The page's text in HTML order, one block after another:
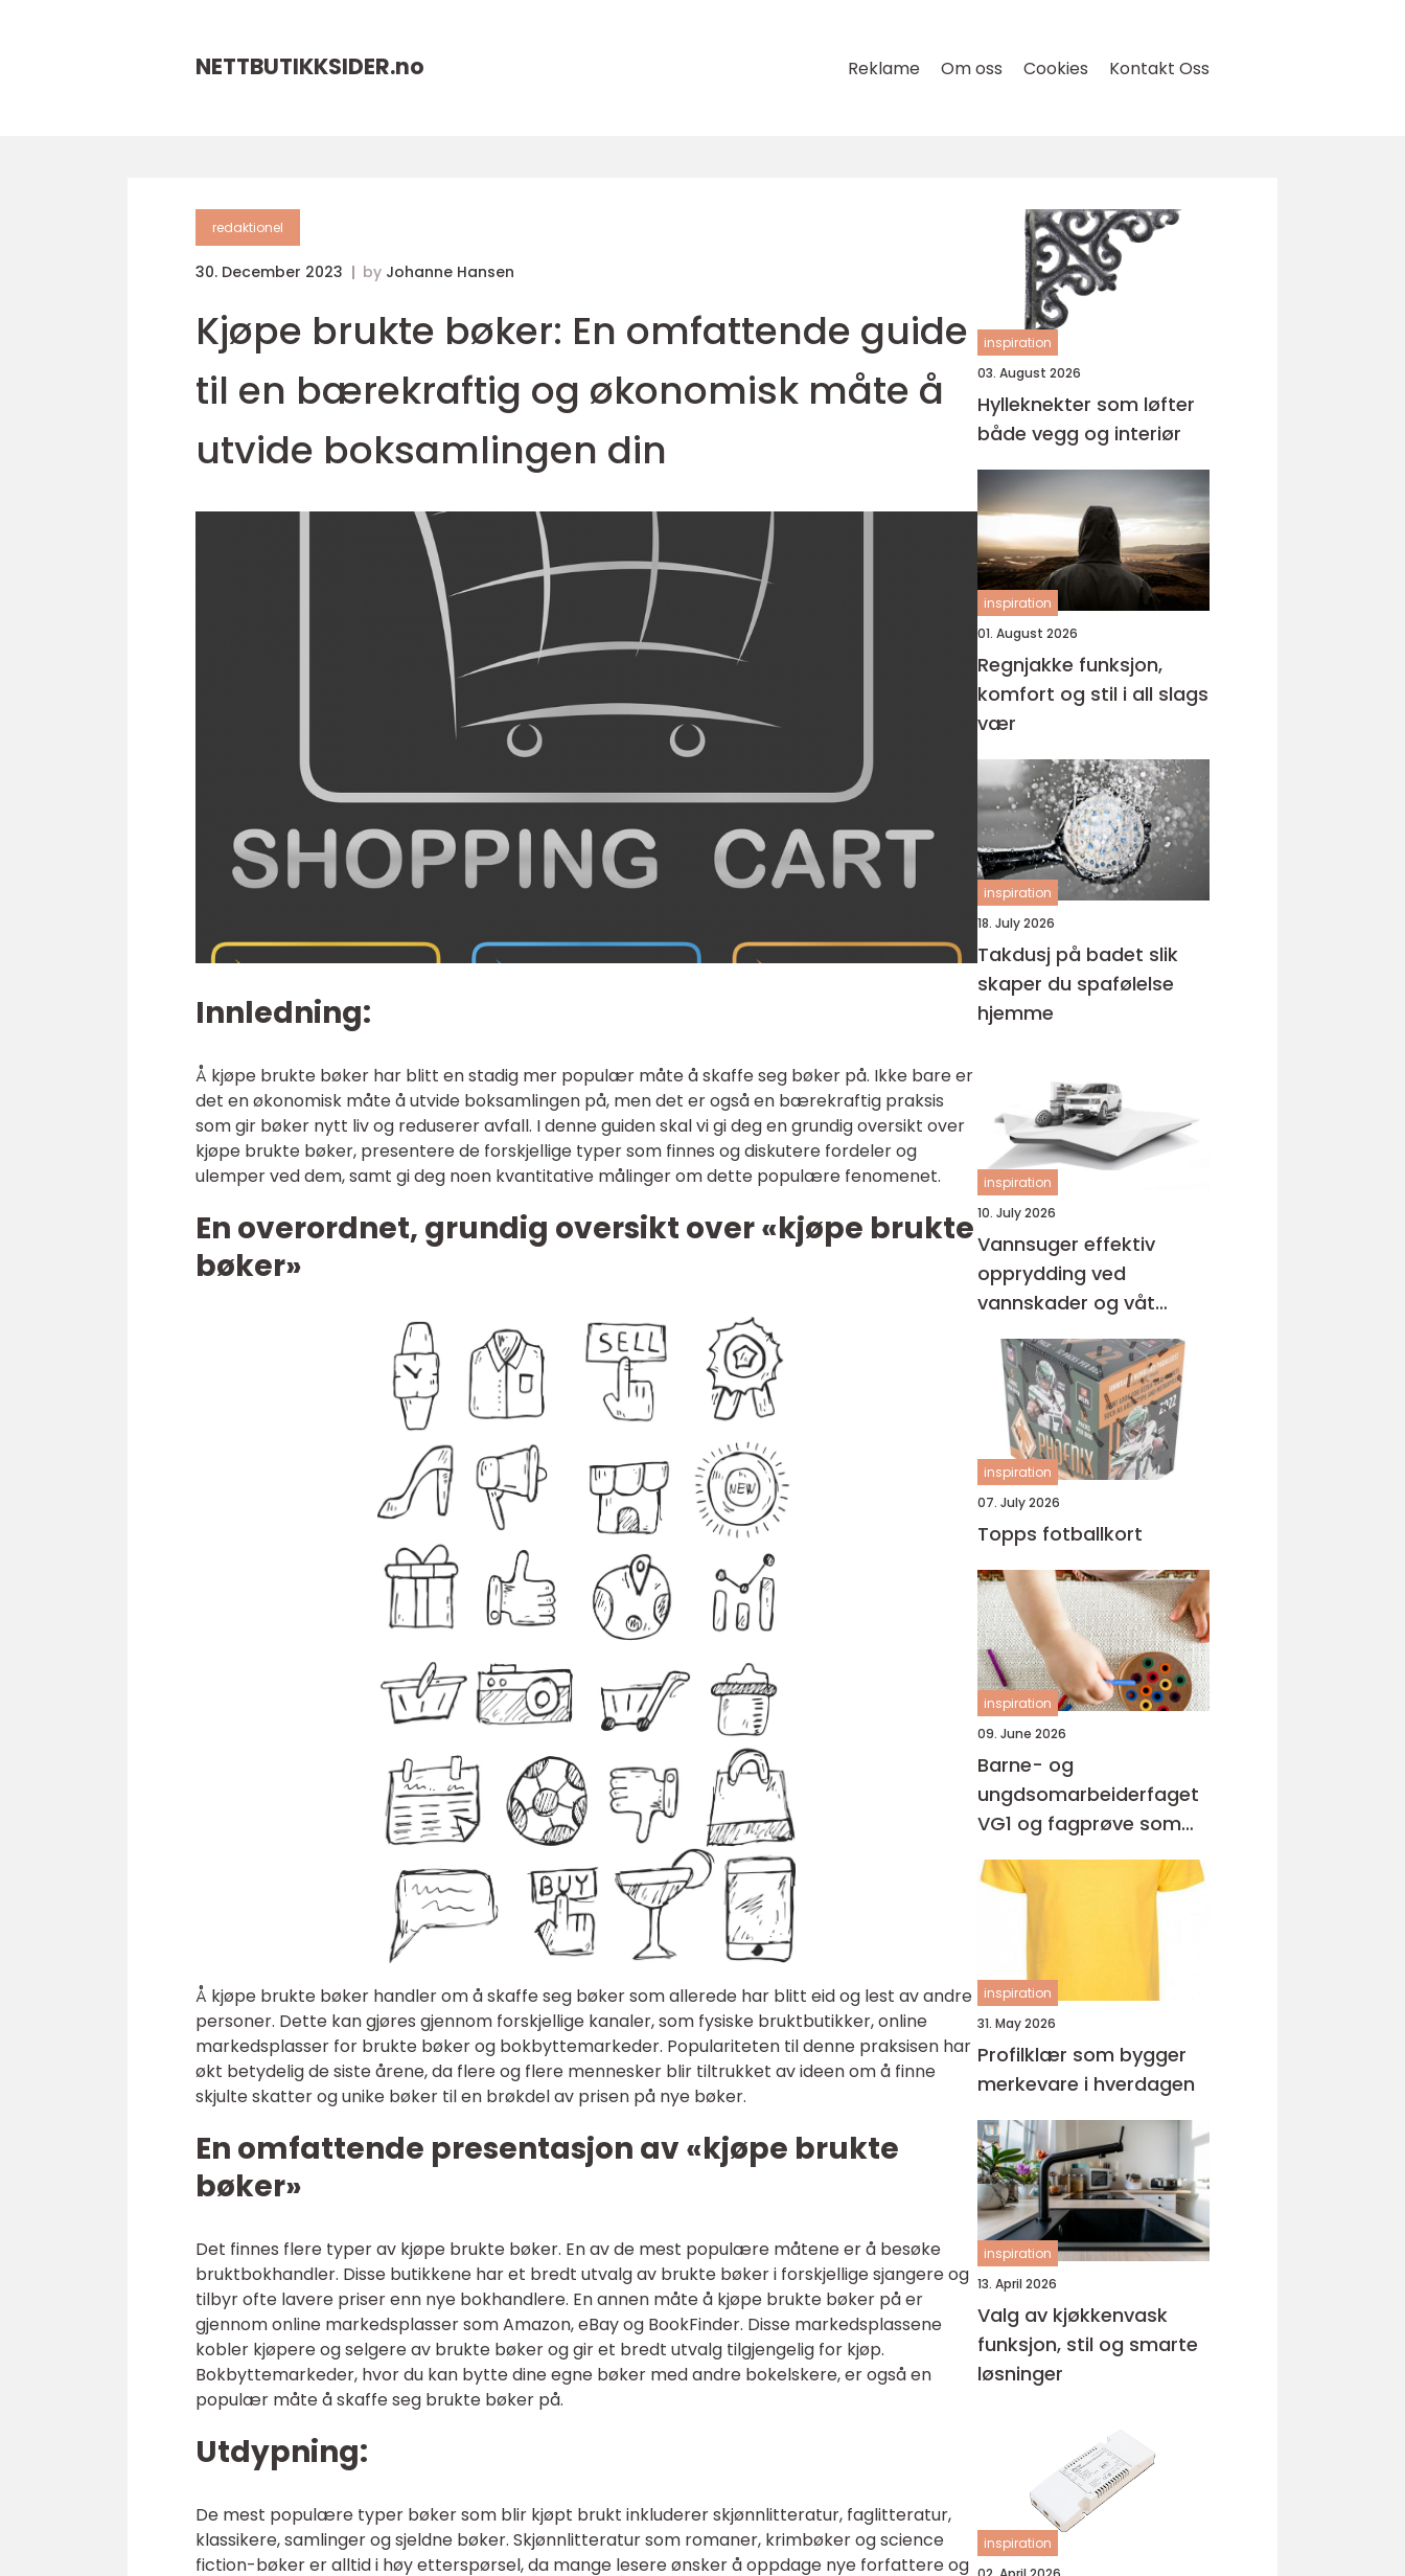
NETTBUTIKKSIDER.no Reklame Om oss Cookies Kontakt Oss
redaktionel
30. December 2023 by Johanne Hansen
Kjøpe brukte bøker: En omfattende guide
til en bærekraftig og økonomisk måte å
utvide boksamlingen din
Innledning:
Å kjøpe brukte bøker har blitt en stadig mer populær måte å skaffe seg bøker på. Ikke bare er
det en økonomisk måte å utvide boksamlingen på, men det er også en bærekraftig praksis
som gir bøker nytt liv og reduserer avfall. I denne guiden skal vi gi deg en grundig oversikt over
kjøpe brukte bøker, presentere de forskjellige typer som finnes og diskutere fordeler og
ulemper ved dem, samt gi deg noen kvantitative målinger om dette populære fenomenet.
En overordnet, grundig oversikt over «kjøpe brukte
bøker»
Å kjøpe brukte bøker handler om å skaffe seg bøker som allerede har blitt eid og lest av andre
personer. Dette kan gjøres gjennom forskjellige kanaler, som fysiske bruktbutikker, online
markedsplasser for brukte bøker og bokbyttemarkeder. Populariteten til denne praksisen har
økt betydelig de siste årene, da flere og flere mennesker blir tiltrukket av ideen om å finne
skjulte skatter og unike bøker til en brøkdel av prisen på nye bøker.
En omfattende presentasjon av «kjøpe brukte
bøker»
Det finnes flere typer av kjøpe brukte bøker. En av de mest populære måtene er å besøke
bruktbokhandler. Disse butikkene har et bredt utvalg av brukte bøker i forskjellige sjangere og
tilbyr ofte lavere priser enn nye bokhandlere. En annen måte å kjøpe brukte bøker på er
gjennom online markedsplasser som Amazon, eBay og BookFinder. Disse markedsplassene
kobler kjøpere og selgere av brukte bøker og gir et bredt utvalg tilgjengelig for kjøp.
Bokbyttemarkeder, hvor du kan bytte dine egne bøker med andre bokelskere, er også en
populær måte å skaffe seg brukte bøker på.
Utdypning:
De mest populære typer bøker som blir kjøpt brukt inkluderer skjønnlitteratur, faglitteratur,
klassikere, samlinger og sjeldne bøker. Skjønnlitteratur som romaner, krimbøker og science
fiction-bøker er alltid i høy etterspørsel, da mange lesere ønsker å oppdage nye forfattere og
inspiration
03. August 2026
Hylleknekter som løfter
både vegg og interiør
inspiration
01. August 2026
Regnjakke funksjon,
komfort og stil i all slags
vær
inspiration
18. July 2026
Takdusj på badet slik
skaper du spafølelse
hjemme
inspiration
10. July 2026
Vannsuger effektiv
opprydding ved
vannskader og våt
rengjøring
inspiration
07. July 2026
Topps fotballkort
inspiration
09. June 2026
Barne- og
ungdsomarbeiderfaget
VG1 og fagprøve som
barne- og
ungdomsarbeider –
inspiration
31. May 2026
Profilklær som bygger
merkevare i hverdagen
inspiration
13. April 2026
Valg av kjøkkenvask
funksjon, stil og smarte
løsninger
inspiration